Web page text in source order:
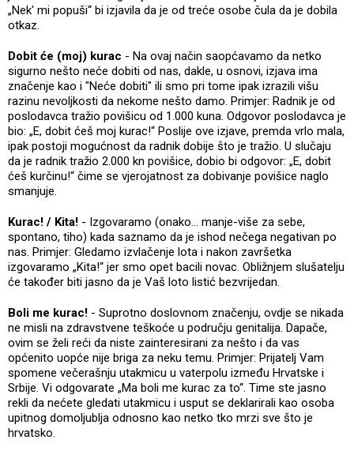
„Nek' mi popuši“ bi izjavila da je od treće osobe čula da je dobila
otkaz.
Dobit će (moj) kurac - Na ovaj način saopćavamo da netko
sigurno nešto neće dobiti od nas, dakle, u osnovi, izjava ima
značenje kao i "Neće dobiti" ili smo pri tome ipak izrazili višu
razinu nevoljkosti da nekome nešto damo. Primjer: Radnik je od
poslodavca tražio povišicu od 1.000 kuna. Odgovor poslodavca je
bio: „E, dobit ćeš moj kurac!“ Poslije ove izjave, premda vrlo mala,
ipak postoji mogućnost da radnik dobije što je tražio. U slučaju
da je radnik tražio 2.000 kn povišice, dobio bi odgovor: „E, dobit
ćeš kurčinu!“ čime se vjerojatnost za dobivanje povišice naglo
smanjuje.
Kurac! / Kita! - Izgovaramo (onako... manje-više za sebe,
spontano, tiho) kada saznamo da je ishod nečega negativan po
nas. Primjer: Gledamo izvlačenje lota i nakon završetka
izgovaramo „Kita!“ jer smo opet bacili novac. Obližnjem slušatelju
će također biti jasno da je Vaš loto listić bezvrijedan.
Boli me kurac! - Suprotno doslovnom značenju, ovdje se nikada
ne misli na zdravstvene teškoće u području genitalija. Dapače,
ovim se želi reći da niste zainteresirani za nešto i da vas
općenito uopće nije briga za neku temu. Primjer: Prijatelj Vam
spomene večerašnju utakmicu u vaterpolu između Hrvatske i
Srbije. Vi odgovarate „Ma boli me kurac za to“. Time ste jasno
rekli da nećete gledati utakmicu i usput se deklarirali kao osoba
upitnog domoljublja odnosno kao netko tko mrzi sve što je
hrvatsko.